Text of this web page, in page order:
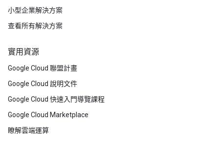
小型企業解決方案
查看所有解決方案
實用資源
Google Cloud 聯盟計畫
Google Cloud 說明文件
Google Cloud 快速入門導覽課程
Google Cloud Marketplace
瞭解雲端運算